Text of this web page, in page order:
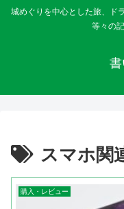
城めぐりを中心とした旅、ド
等々の
スマホ関
購入・レビュー